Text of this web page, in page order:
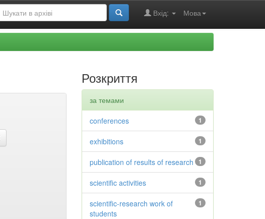
Мова
Вхід:
Розкриття
за темами
1
conferences
1
exhibitions
1
publication of results of research
1
scientific activities
1
scientific-research work of
students